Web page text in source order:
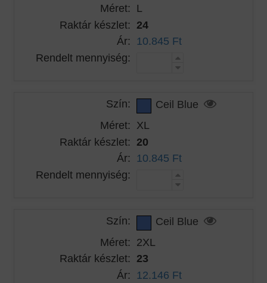
Méret: L
Raktár készlet: 24
Ár: 10.845 Ft
Rendelt mennyiség:
Szín:
Ceil Blue
Méret: XL
Raktár készlet: 20
Ár: 10.845 Ft
Rendelt mennyiség:
Szín:
Ceil Blue
Méret: 2XL
Raktár készlet: 23
Ár: 12.146 Ft